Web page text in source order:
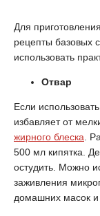
Для
рецепты базовых
использовать
Отвар
Если
избавляет от
жирного блеска .
500 мл кипятка.
остудить. Можно
заживления
домашних масок и